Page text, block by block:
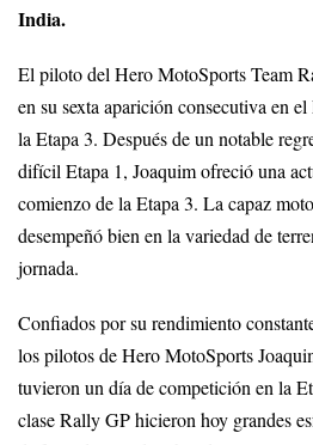
India.
El piloto del Hero MotoSports Team
en su sexta aparición consecutiva en
la Etapa 3. Después de un notable
difícil Etapa 1, Joaquim ofreció una
comienzo de la Etapa 3. La capaz
desempeñó bien en la variedad de
jornada.
Confiados por su rendimiento
los pilotos de Hero MotoSports
tuvieron un día de competición en la
clase Rally GP hicieron hoy grandes